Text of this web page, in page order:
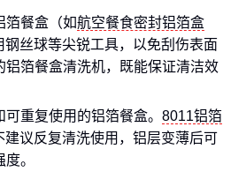
箔餐盒（如航空餐食密封铝箔盒
钢丝球等尖锐工具，以免刮伤表面
铝箔餐盒清洗机，既能保证清洁效
重复使用的铝箔餐盒。 8011铝箔
建议反复清洗使用，铝层变薄后可
。